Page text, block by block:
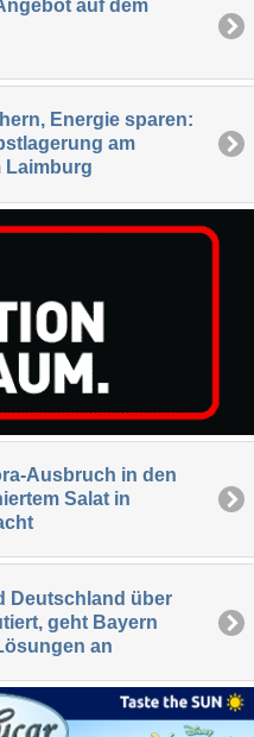
auf dem
Energie sparen:
am
Laimburg
Ausbruch in den
Salat in
Deutschland über
geht Bayern
an